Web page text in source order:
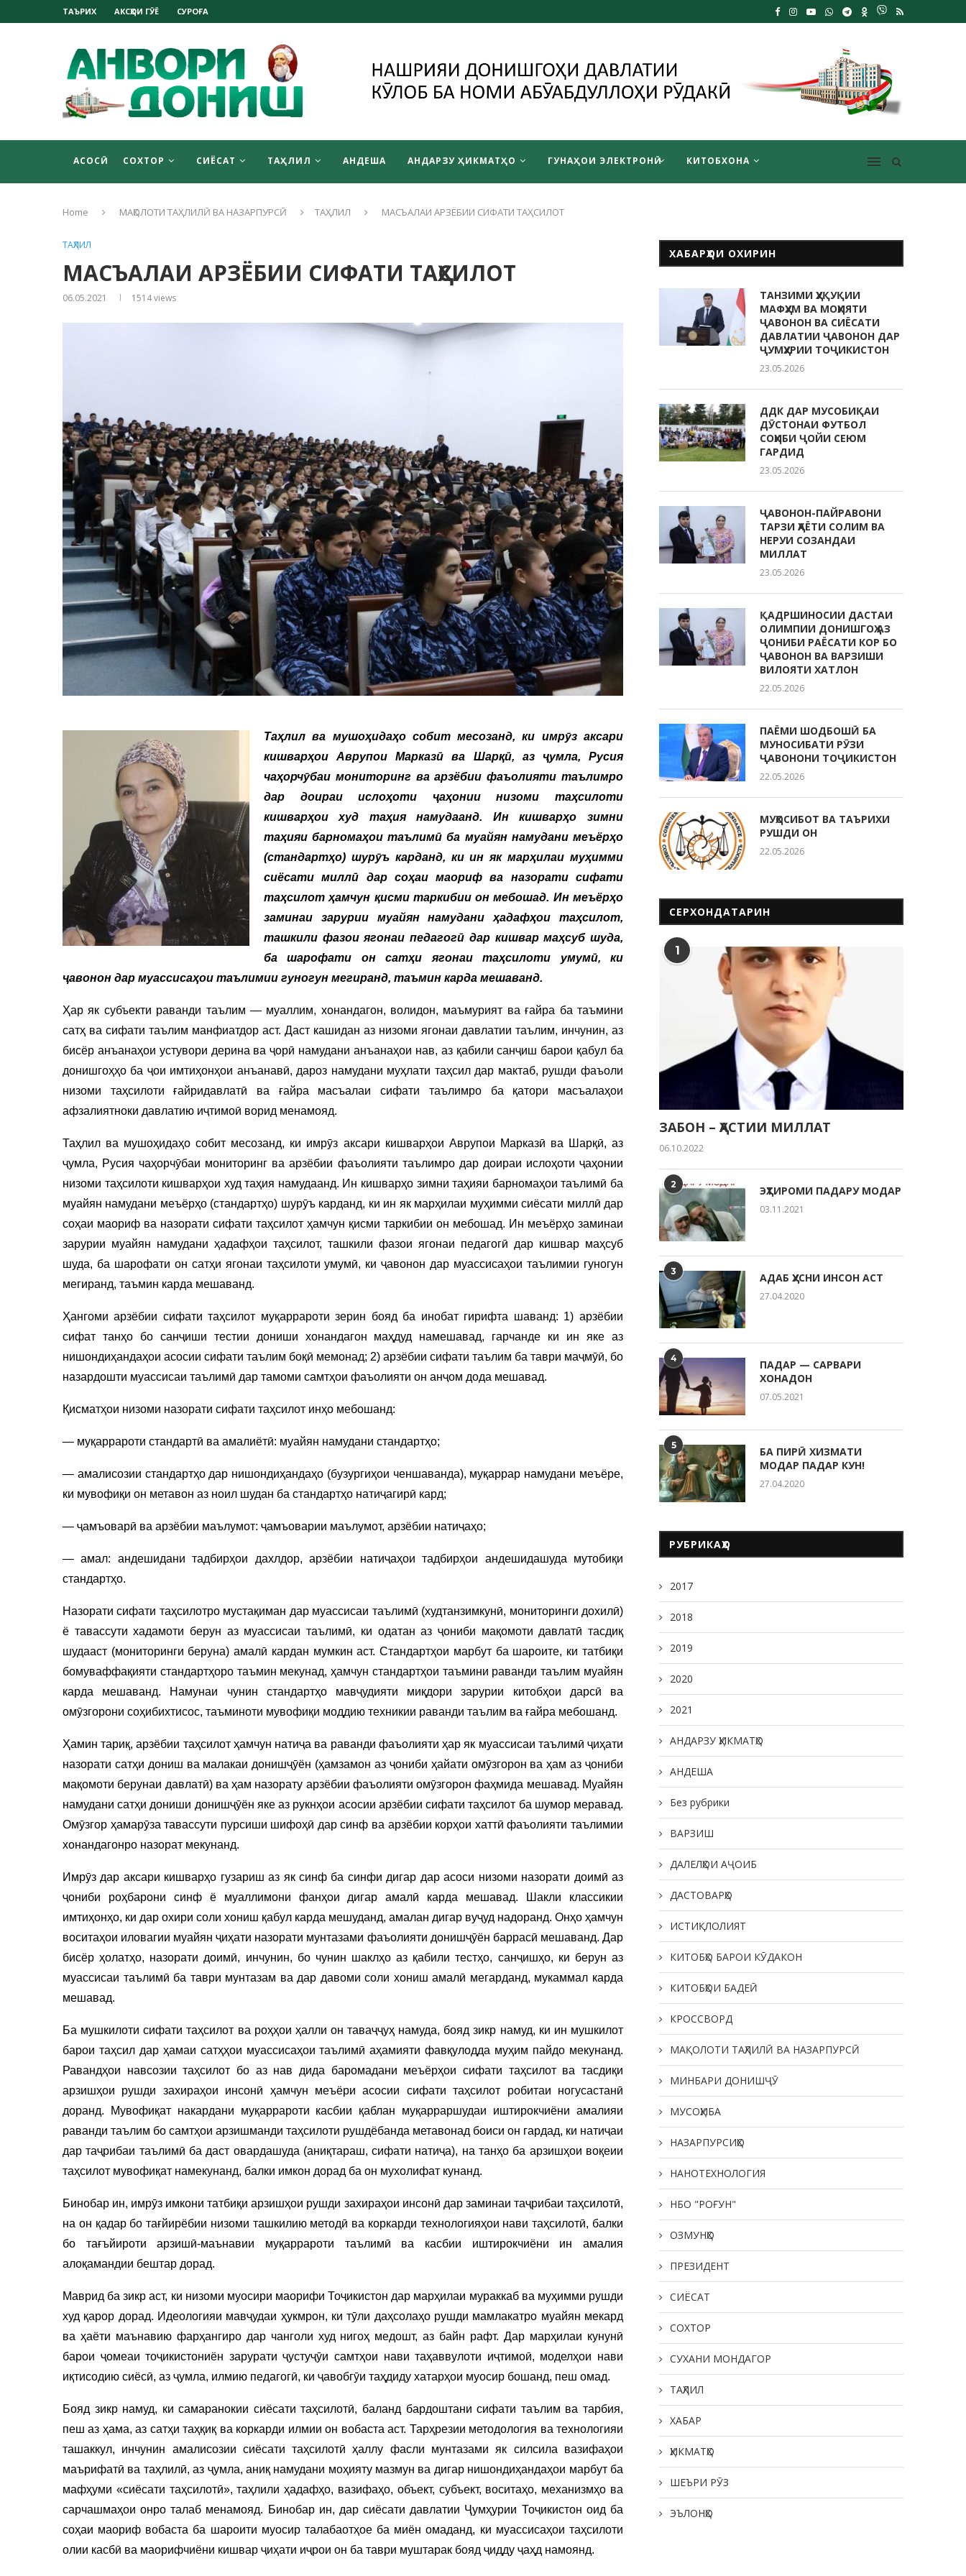
ТАЪРИХ АКСҲОИ ГӮЁ СУРОҒА
АСОСӢ СОХТОР СИЁСАТ ТАҲЛИЛ АНДЕША АНДАРЗУ ҲИКМАТҲО ГУНАҲОИ ЭЛЕКТРОНӢ КИТОБХОНА
Home МАҚОЛОТИ ТАҲЛИЛӢ ВА НАЗАРПУРСӢ ТАҲЛИЛ МАСЪАЛАИ АРЗЁБИИ СИФАТИ ТАҲСИЛОТ
ТАҲЛИЛ
МАСЪАЛАИ АРЗЁБИИ СИФАТИ ТАҲСИЛОТ
06.05.2021 1514views
Таҳлил ва мушоҳидаҳо собит месозанд, ки имрӯз аксари
кишварҳои Аврупои Марказӣ ва Шарқӣ, аз ҷумла, Русия
чаҳорчӯбаи мониторинг ва арзёбии фаъолияти таълимро
дар доираи ислоҳоти ҷаҳонии низоми таҳсилоти
кишварҳои худ таҳия намудаанд. Ин кишварҳо зимни
таҳияи барномаҳои таълимӣ ба муайян намудани меъёрҳо
(стандартҳо) шурӯъ карданд, ки ин як марҳилаи муҳимми
сиёсати миллӣ дар соҳаи маориф ва назорати сифати
таҳсилот ҳамчун қисми таркибии он мебошад. Ин меъёрҳо
заминаи зарурии муайян намудани ҳадафҳои таҳсилот,
ташкили фазои ягонаи педагогӣ дар кишвар маҳсуб шуда,
ба шарофати он сатҳи ягонаи таҳсилоти умумӣ, ки
ҷавонон дар муассисаҳои таълимии гуногун мегиранд, таъмин карда мешаванд.
Ҳар як субъекти раванди таълим — муаллим, хонандагон, волидон, маъмурият ва ғайра ба таъмини
сатҳ ва сифати таълим манфиатдор аст. Даст кашидан аз низоми ягонаи давлатии таълим, инчунин, аз
бисёр анъанаҳои устувори дерина ва ҷорӣ намудани анъанаҳои нав, аз қабили санҷиш барои қабул ба
донишгоҳҳо ба ҷои имтиҳонҳои анъанавӣ, дароз намудани муҳлати таҳсил дар мактаб, рушди фаъоли
низоми таҳсилоти ғайридавлатӣ ва ғайра масъалаи сифати таълимро ба қатори масъалаҳои
афзалиятноки давлатию иҷтимоӣ ворид менамояд.
Таҳлил ва мушоҳидаҳо собит месозанд, ки имрӯз аксари кишварҳои Аврупои Марказӣ ва Шарқӣ, аз
ҷумла, Русия чаҳорчӯбаи мониторинг ва арзёбии фаъолияти таълимро дар доираи ислоҳоти ҷаҳонии
низоми таҳсилоти кишварҳои худ таҳия намудаанд. Ин кишварҳо зимни таҳияи барномаҳои таълимӣ ба
муайян намудани меъёрҳо (стандартҳо) шурӯъ карданд, ки ин як марҳилаи муҳимми сиёсати миллӣ дар
соҳаи маориф ва назорати сифати таҳсилот ҳамчун қисми таркибии он мебошад. Ин меъёрҳо заминаи
зарурии муайян намудани ҳадафҳои таҳсилот, ташкили фазои ягонаи педагогӣ дар кишвар маҳсуб
шуда, ба шарофати он сатҳи ягонаи таҳсилоти умумӣ, ки ҷавонон дар муассисаҳои таълимии гуногун
мегиранд, таъмин карда мешаванд.
Ҳангоми арзёбии сифати таҳсилот муқаррароти зерин бояд ба инобат гирифта шаванд: 1) арзёбии
сифат танҳо бо санҷиши тестии дониши хонандагон маҳдуд намешавад, гарчанде ки ин яке аз
нишондиҳандаҳои асосии сифати таълим боқӣ мемонад; 2) арзёбии сифати таълим ба таври маҷмӯӣ, бо
назардошти муассисаи таълимӣ дар тамоми самтҳои фаъолияти он анҷом дода мешавад.
Қисматҳои низоми назорати сифати таҳсилот инҳо мебошанд:
— муқаррароти стандартӣ ва амалиётӣ: муайян намудани стандартҳо;
— амалисозии стандартҳо дар нишондиҳандаҳо (бузургиҳои ченшаванда), муқаррар намудани меъёре,
ки мувофиқи он метавон аз ноил шудан ба стандартҳо натиҷагирӣ кард;
— ҷамъоварӣ ва арзёбии маълумот: ҷамъоварии маълумот, арзёбии натиҷаҳо;
— амал: андешидани тадбирҳои дахлдор, арзёбии натиҷаҳои тадбирҳои андешидашуда мутобиқи
стандартҳо.
Назорати сифати таҳсилотро мустақиман дар муассисаи таълимӣ (худтанзимкунӣ, мониторинги дохилӣ)
ё тавассути хадамоти берун аз муассисаи таълимӣ, ки одатан аз ҷониби мақомоти давлатӣ тасдиқ
шудааст (мониторинги беруна) амалӣ кардан мумкин аст. Стандартҳои марбут ба шароите, ки татбиқи
бомуваффақияти стандартҳоро таъмин мекунад, ҳамчун стандартҳои таъмини раванди таълим муайян
карда мешаванд. Намунаи чунин стандартҳо мавҷудияти миқдори зарурии китобҳои дарсӣ ва
омӯзгорони соҳибихтисос, таъминоти мувофиқи моддию техникии раванди таълим ва ғайра мебошанд.
Ҳамин тариқ, арзёбии таҳсилот ҳамчун натиҷа ва раванди фаъолияти ҳар як муассисаи таълимӣ ҷиҳати
назорати сатҳи дониш ва малакаи донишҷӯён (ҳамзамон аз ҷониби ҳайати омӯзгорон ва ҳам аз ҷониби
мақомоти берунаи давлатӣ) ва ҳам назорату арзёбии фаъолияти омӯзгорон фаҳмида мешавад. Муайян
намудани сатҳи дониши донишҷӯён яке аз рукнҳои асосии арзёбии сифати таҳсилот ба шумор меравад.
Омӯзгор ҳамарӯза тавассути пурсиши шифоҳӣ дар синф ва арзёбии корҳои хаттӣ фаъолияти таълимии
хонандагонро назорат мекунанд.
Имрӯз дар аксари кишварҳо гузариш аз як синф ба синфи дигар дар асоси низоми назорати доимӣ аз
ҷониби роҳбарони синф ё муаллимони фанҳои дигар амалӣ карда мешавад. Шакли классикии
имтиҳонҳо, ки дар охири соли хониш қабул карда мешуданд, амалан дигар вуҷуд надоранд. Онҳо ҳамчун
воситаҳои иловагии муайян ҷиҳати назорати мунтазами фаъолияти донишҷӯён баррасӣ мешаванд. Дар
бисёр ҳолатҳо, назорати доимӣ, инчунин, бо чунин шаклҳо аз қабили тестҳо, санҷишҳо, ки берун аз
муассисаи таълимӣ ба таври мунтазам ва дар давоми соли хониш амалӣ мегарданд, мукаммал карда
мешавад.
Ба мушкилоти сифати таҳсилот ва роҳҳои ҳалли он таваҷҷуҳ намуда, бояд зикр намуд, ки ин мушкилот
барои таҳсил дар ҳамаи сатҳҳои муассисаҳои таълимӣ аҳамияти фавқулодда муҳим пайдо мекунанд.
Равандҳои навсозии таҳсилот бо аз нав дида баромадани меъёрҳои сифати таҳсилот ва тасдиқи
арзишҳои рушди захираҳои инсонӣ ҳамчун меъёри асосии сифати таҳсилот робитаи ногусастанӣ
доранд. Мувофиқат накардани муқаррароти касбии қаблан муқарраршудаи иштирокчиёни амалияи
раванди таълим бо самтҳои арзишманди таҳсилоти рушдёбанда метавонад боиси он гардад, ки натиҷаи
дар таҷрибаи таълимӣ ба даст овардашуда (аниқтараш, сифати натиҷа), на танҳо ба арзишҳои воқеии
таҳсилот мувофиқат намекунанд, балки имкон дорад ба он мухолифат кунанд.
Бинобар ин, имрӯз имкони татбиқи арзишҳои рушди захираҳои инсонӣ дар заминаи таҷрибаи таҳсилотӣ,
на он қадар бо тағйирёбии низоми ташкилию методӣ ва коркарди технологияҳои нави таҳсилотӣ, балки
бо тағъйироти арзишӣ-маънавии муқаррароти таълимӣ ва касбии иштирокчиёни ин амалия
алоқамандии бештар дорад.
Маврид ба зикр аст, ки низоми муосири маорифи Тоҷикистон дар марҳилаи мураккаб ва муҳимми рушди
худ қарор дорад. Идеологияи мавҷудаи ҳукмрон, ки тӯли даҳсолаҳо рушди мамлакатро муайян мекард
ва ҳаёти маънавию фарҳангиро дар чанголи худ нигоҳ медошт, аз байн рафт. Дар марҳилаи кунунӣ
барои ҷомеаи тоҷикистониён зарурати ҷустуҷӯи самтҳои нави таҳаввулоти иҷтимоӣ, моделҳои нави
иқтисодию сиёсӣ, аз ҷумла, илмию педагогӣ, ки ҷавобгӯи таҳдиду хатарҳои муосир бошанд, пеш омад.
Бояд зикр намуд, ки самаранокии сиёсати таҳсилотӣ, баланд бардоштани сифати таълим ва тарбия,
пеш аз ҳама, аз сатҳи таҳқиқ ва коркарди илмии он вобаста аст. Тарҳрезии методология ва технологияи
ташаккул, инчунин амалисозии сиёсати таҳсилотӣ ҳаллу фасли мунтазами як силсила вазифаҳои
маърифатӣ ва таҳлилӣ, аз ҷумла, аниқ намудани моҳияту мазмун ва дигар нишондиҳандаҳои марбут ба
мафҳуми «сиёсати таҳсилотӣ», таҳлили ҳадафҳо, вазифаҳо, объект, субъект, воситаҳо, механизмҳо ва
сарчашмаҳои онро талаб менамояд. Бинобар ин, дар сиёсати давлатии Ҷумҳурии Тоҷикистон оид ба
соҳаи маориф вобаста ба шароити муосир талабаотҳое ба миён омаданд, ки муассисаҳои таҳсилоти
олии касбӣ ва маорифчиёни кишвар ҷиҳати иҷрои он ба таври муштарак бояд ҷидду ҷаҳд намоянд.
ХАБАРҲОИ ОХИРИН
ТАНЗИМИ ҲУҚУҚИИ
МАФҲУМ ВА МОҲИЯТИ
ҶАВОНОН ВА СИЁСАТИ
ДАВЛАТИИ ҶАВОНОН ДАР
ҶУМҲУРИИ ТОҶИКИСТОН
23.05.2026
ДДК ДАР МУСОБИҚАИ
ДӮСТОНАИ ФУТБОЛ
СОҲИБИ ҶОЙИ СЕЮМ
ГАРДИД
23.05.2026
ҶАВОНОН-ПАЙРАВОНИ
ТАРЗИ ҲАЁТИ СОЛИМ ВА
НЕРУИ СОЗАНДАИ
МИЛЛАТ
23.05.2026
ҚАДРШИНОСИИ ДАСТАИ
ОЛИМПИИ ДОНИШГОҲ АЗ
ҶОНИБИ РАЁСАТИ КОР БО
ҶАВОНОН ВА ВАРЗИШИ
ВИЛОЯТИ ХАТЛОН
22.05.2026
ПАЁМИ ШОДБОШӢ БА
МУНОСИБАТИ РӮЗИ
ҶАВОНОНИ ТОҶИКИСТОН
22.05.2026
МУҲОСИБОТ ВА ТАЪРИХИ
РУШДИ ОН
22.05.2026
СЕРХОНДАТАРИН
1
ЗАБОН – ҲАСТИИ МИЛЛАТ
06.10.2022
2 ЭҲТИРОМИ ПАДАРУ МОДАР
03.11.2021
3 АДАБ ҲУСНИ ИНСОН АСТ
27.04.2020
4
ПАДАР — САРВАРИ
ХОНАДОН
07.05.2021
5
БА ПИРӢ ХИЗМАТИ
МОДАР ПАДАР КУН!
27.04.2020
РУБРИКАҲО
2017
2018
2019
2020
2021
АНДАРЗУ ҲИКМАТҲО
АНДЕША
Без рубрики
ВАРЗИШ
ДАЛЕЛҲОИ АҶОИБ
ДАСТОВАРҲО
ИСТИҚЛОЛИЯТ
КИТОБҲО БАРОИ КӮДАКОН
КИТОБҲОИ БАДЕӢ
КРОССВОРД
МАҚОЛОТИ ТАҲЛИЛӢ ВА НАЗАРПУРСӢ
МИНБАРИ ДОНИШҶӮ
МУСОҲИБА
НАЗАРПУРСИҲО
НАНОТЕХНОЛОГИЯ
НБО "РОҒУН"
ОЗМУНҲО
ПРЕЗИДЕНТ
СИЁСАТ
СОХТОР
СУХАНИ МОНДАГОР
ТАҲЛИЛ
ХАБАР
ҲИКМАТҲО
ШЕЪРИ РӮЗ
ЭЪЛОНҲО